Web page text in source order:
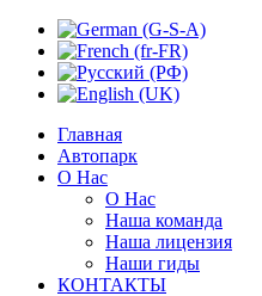
Главная
Автопарк
О Нас
О Нас
Наша команда
Наша лицензия
Наши гиды
КОНТАКТЫ